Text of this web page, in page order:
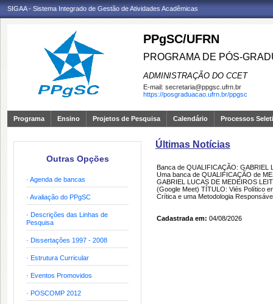
SIGAA - Sistema Integrado de Gestão de Atividades Acadêmicas
PPgSC/UFRN
PROGRAMA DE PÓS-
ADMINISTRAÇÃO DO CCET
E-mail: secretaria@ppgsc.ufrn.br
https://posgraduacao.ufrn.br/ppgsc
Programa Ensino Projetos de Pesquisa Calendário Processos
Outras Opções
· Agenda de bancas
· Avaliação do PPgSC
· Descrições das Linhas de
Pesquisa
· Dissertações 1997 - 2008
· Estrutura Curricular
· Eventos Promovidos
· POSCOMP 2012
Últimas Notícias
Banca de QUALIFICAÇÃO: GABRIEL
Uma banca de QUALIFICAÇÃO de
GABRIEL LUCAS DE MEDEIROS
(Google Meet) TÍTULO: Viés Político
Crítica e uma Metodologia
Cadastrada em: 04/08/2026